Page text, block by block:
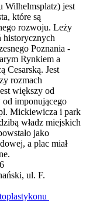
Wilhelmsplatz) jest
które są
rozwoju. Leży
historycznych
Poznania -
Rynkiem a
Cesarską. Jest
rozmach
większy od
od imponującego
Mickiewicza i park
władz miejskich
jako
a plac miał
ul. F.